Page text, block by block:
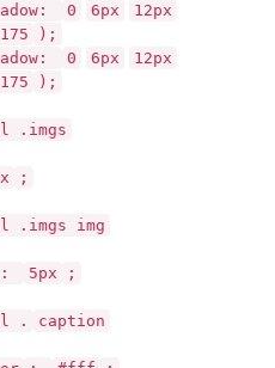
0 6px
12px
);
0 6px
12px
);
.imgs
;
.imgs img
: 5px
;
.
caption